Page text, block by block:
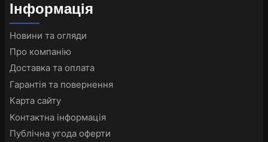
Інформація
Новини та огляди
Про компанію
Доставка та оплата
Гарантія та повернення
Карта сайту
Контактна інформація
Публічна угода оферти